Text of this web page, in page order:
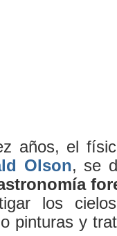
años, el
Olson, se
los
pinturas y